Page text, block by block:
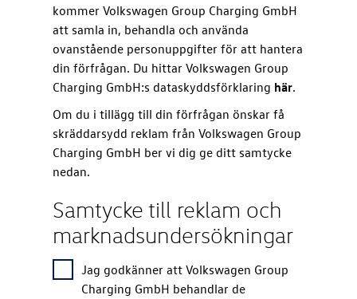
kommer Volkswagen Group Charging GmbH
att samla in, behandla och använda
ovanstående personuppgifter för att hantera
din förfrågan. Du hittar Volkswagen Group
Charging GmbH:s dataskyddsförklaring här.
Om du i tillägg till din förfrågan önskar få
skräddarsydd reklam från Volkswagen Group
Charging GmbH ber vi dig ge ditt samtycke
nedan.
Samtycke till reklam och
marknadsundersökningar
Jag godkänner att Volkswagen Group
Charging GmbH behandlar de